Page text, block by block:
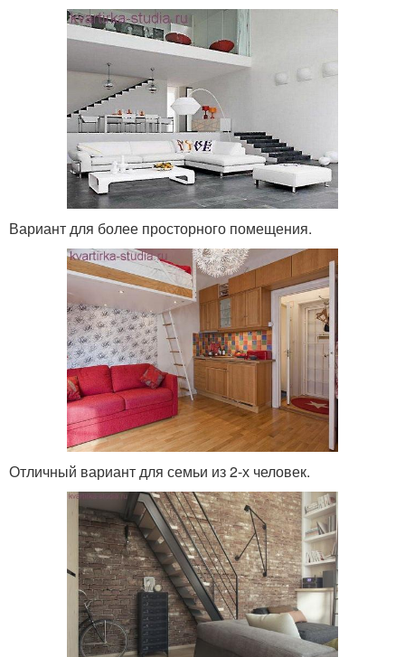
Вариант для более просторного помещения.
Отличный вариант для семьи из 2-х человек.